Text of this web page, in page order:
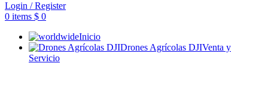
Login / Register
0 items $ 0
Inicio
Drones Agrícolas DJIVenta y
Servicio